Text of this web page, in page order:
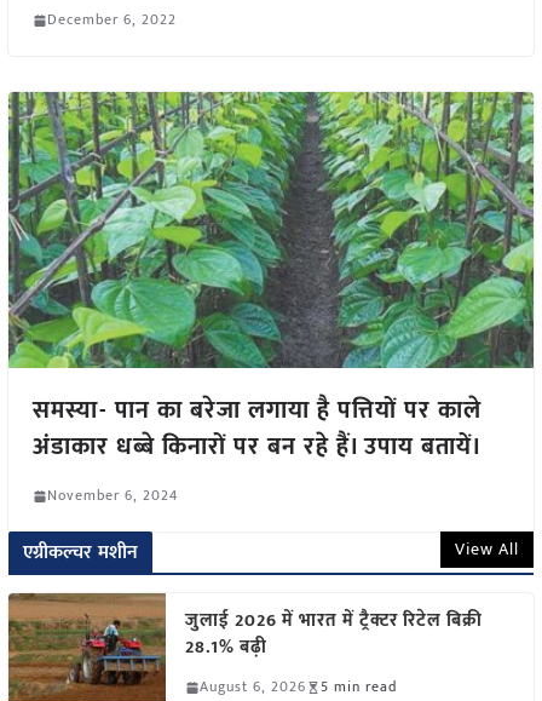
December 6, 2022
समस्या- पान का बरेजा लगाया है पत्तियों पर काले
अंडाकार धब्बे किनारों पर बन रहे हैं। उपाय बतायें।
November 6, 2024
एग्रीकल्चर मशीन View All
जुलाई 2026 में भारत में ट्रैक्टर रिटेल बिक्री
28.1% बढ़ी
August 6, 2026 5 min read